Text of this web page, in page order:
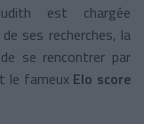
est chargée
ses recherches, la
se rencontrer par
le fameux Elo score